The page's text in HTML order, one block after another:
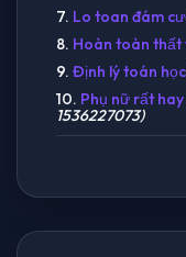
7. Lo toan đám
8. Hoàn toàn thất
9. Định lý toán
10. Phụ nữ rất
1536227073)